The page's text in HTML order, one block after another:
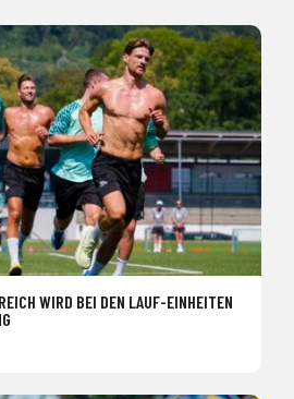
WIRD BEI DEN LAUF-EINHEITEN